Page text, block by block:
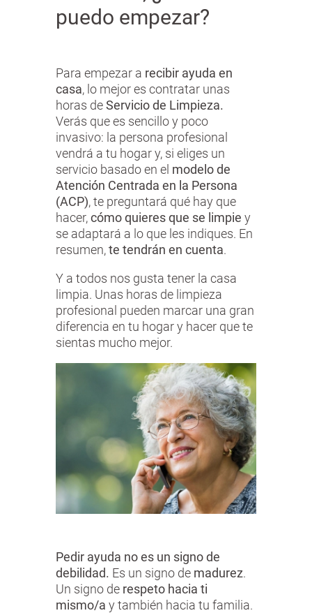
puedo empezar?
Para empezar a recibir ayuda en
casa, lo mejor es contratar unas
horas deServicio de Limpieza.
Verás que es sencillo y poco
invasivo: la persona profesional
vendrá a tu hogar y, si eliges un
servicio basado en el modelo de
Atención Centrada en la Persona
(ACP), te preguntará qué hay que
hacer,cómo quieres que se limpie y
se adaptará a lo que les indiques. En
resumen,te tendrán en cuenta.
Y a todos nos gusta tener la casa
limpia. Unas horas de limpieza
profesional pueden marcar una gran
diferencia en tu hogar y hacer que te
sientas mucho mejor.
Pedir ayuda no es un signo de
debilidad. Es un signo de madurez.
Un signo de respeto hacia ti
mismo/a y también hacia tu familia.